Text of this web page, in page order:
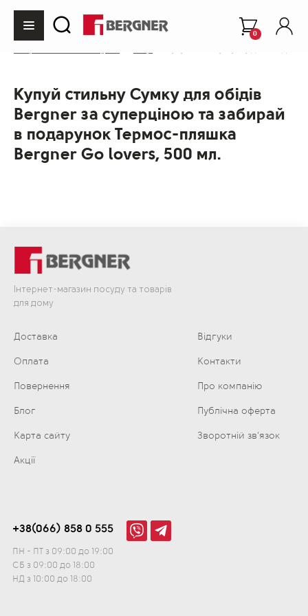
0
Купуй стильну Сумку для обідів
Bergner за суперціною та забирай
в подарунок Термос-пляшка
Bergner Go lovers, 500 мл.
Інтернет-магазин посуду та товарів
для дому
Доставка Відгуки
Оплата Контакти
Повернення Про компанію
Блог Публічна оферта
Карта сайту Зворотній зв'язок
Акції
+38(066) 858 0 555
ПН - ПТ з 09:00 до 19:00
СБ з 09:00 до 18:00
НД з 10:00 до 18:00